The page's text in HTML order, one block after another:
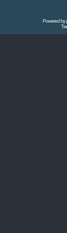
Powered by